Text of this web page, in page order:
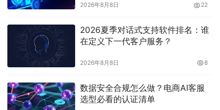
2026年8月8日 22
2026夏季对话式支持软件排名：谁
在定义下一代客户服务？
2026年8月8日 8
数据安全合规怎么做？电商AI客服
选型必看的认证清单